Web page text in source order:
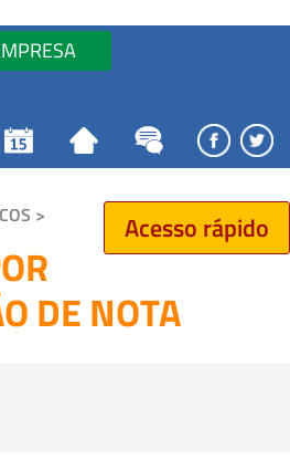
Acesso rápido
>
DE NOTA